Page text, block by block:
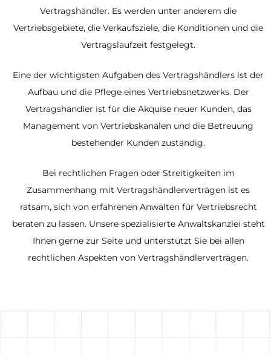
Vertragshändler. Es werden unter anderem die
Vertriebsgebiete, die Verkaufsziele, die Konditionen und die
Vertragslaufzeit festgelegt.
Eine der wichtigsten Aufgaben des Vertragshändlers ist der
Aufbau und die Pflege eines Vertriebsnetzwerks. Der
Vertragshändler ist für die Akquise neuer Kunden, das
Management von Vertriebskanälen und die Betreuung
bestehender Kunden zuständig.
Bei rechtlichen Fragen oder Streitigkeiten im
Zusammenhang mit Vertragshändlerverträgen ist es
ratsam, sich von erfahrenen Anwälten für Vertriebsrecht
beraten zu lassen. Unsere spezialisierte Anwaltskanzlei steht
Ihnen gerne zur Seite und unterstützt Sie bei allen
rechtlichen Aspekten von Vertragshändlerverträgen.